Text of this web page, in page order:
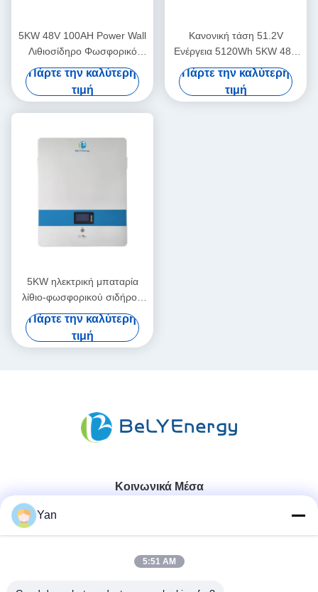
5KW 48V 100AH Power Wall
Λιθιοσίδηρο Φωσφορικό
μπαταρία με Bluetooth
Πάρτε την καλύτερη
τιμή
Κανονική τάση 51.2V
Ενέργεια 5120Wh 5KW 48V
100AH LiFePO4 μπαταρία με
προαιρετικό Bluetooth και
αυτοθέρμανση
Πάρτε την καλύτερη
τιμή
5KW ηλεκτρική μπαταρία
λίθιο-φωσφορικού σιδήρου
48V 100AH για κατοικημένη
αποθήκευση ενέργειας
Πάρτε την καλύτερη
τιμή
Κοινωνικά Μέσα
Yan
5:51 AM